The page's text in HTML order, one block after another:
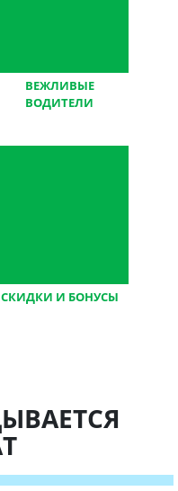
ВЕЖЛИВЫЕ
ВОДИТЕЛИ
СКИДКИ И БОНУСЫ